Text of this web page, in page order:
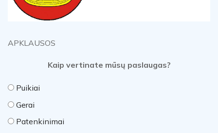
APKLAUSOS
Kaip vertinate mūsų paslaugas?
Puikiai
Gerai
Patenkinimai